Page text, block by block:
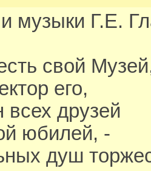
музыки Г.Е.
свой
его,
всех друзей
юбилей, -
душ